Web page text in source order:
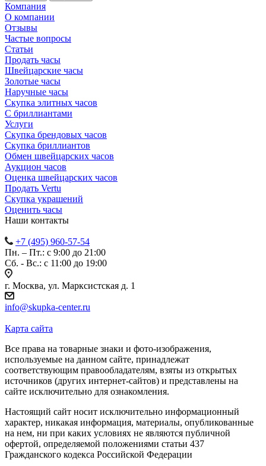
Компания
О компании
Отзывы
Частые вопросы
Статьи
Продать часы
Швейцарские часы
Золотые часы
Наручные часы
Скупка элитных часов
С бриллиантами
Услуги
Скупка брендовых часов
Скупка бриллиантов
Обмен швейцарских часов
Аукцион часов
Оценка швейцарских часов
Продать Vertu
Скупка украшений
Оценить часы
Наши контакты
+7 (495) 960-57-54
Пн. – Пт.: с 9:00 до 21:00
Сб. - Вс.: c 11:00 до 19:00
г. Москва, ул. Марксистская д. 1
info@skupka-center.ru
Карта сайта
Все права на товарные знаки и фото-изображения,
используемые на данном сайте, принадлежат
соответствующим правообладателям, взяты из открытых
источников (других интернет-сайтов) и представлены на
сайте исключительно для ознакомления.
Настоящий сайт носит исключительно информационный
характер, никакая информация, материалы, опубликованные
на нем, ни при каких условиях не являются публичной
офертой, определяемой положениями статьи 437
Гражданского кодекса Российской Федерации